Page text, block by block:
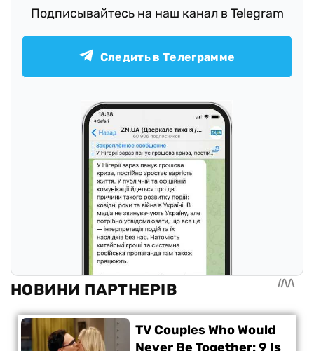
Подписывайтесь на наш канал в Telegram
Следить в Телеграмме